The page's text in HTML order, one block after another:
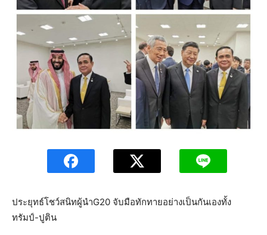
ประยุทธ์โชว์สนิทผู้นำG20 จับมือทักทายอย่างเป็นกันเองทั้ง
ทรัมป์-ปูติน